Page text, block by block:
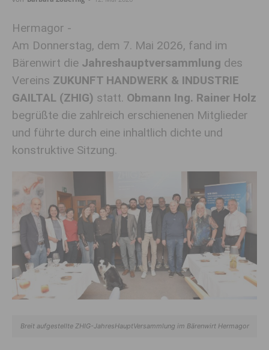
Hermagor -
Am Donnerstag, dem 7. Mai 2026, fand im
Bärenwirt die Jahreshauptversammlung des
Vereins ZUKUNFT HANDWERK & INDUSTRIE
GAILTAL (ZHIG) statt. Obmann Ing. Rainer Holz
begrüßte die zahlreich erschienenen Mitglieder
und führte durch eine inhaltlich dichte und
konstruktive Sitzung.
Breit aufgestellte ZHIG-JahresHauptVersammlung im Bärenwirt Hermagor